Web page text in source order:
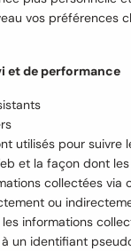
vos préférences
et de performance
utilisés pour suivre
et la façon dont
collectées via
ou
informations
un identifiant